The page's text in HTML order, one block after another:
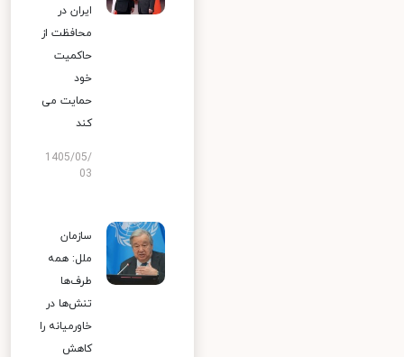
ایران در
محافظت از
حاکمیت
خود
حمایت می
کند
1405/05/
03
سازمان
ملل: همه
طرف‌ها
تنش‌ها در
خاورمیانه را
کاهش